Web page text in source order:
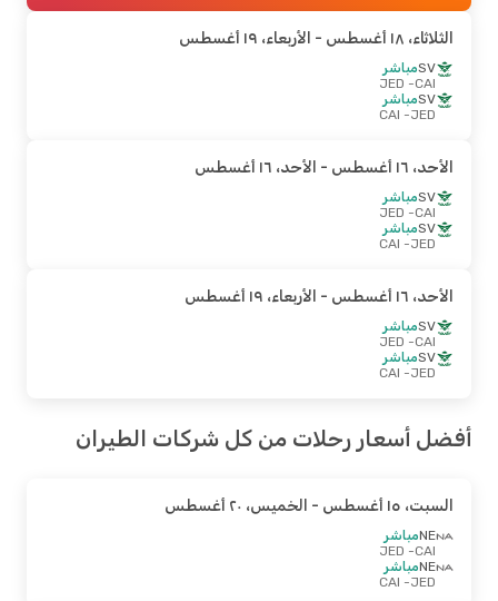
الثلاثاء، ١٨ أغسطس - الأربعاء، ١٩ أغسطس
SVمباشر
CAI
- JED
SVمباشر
JED
- CAI
الأحد، ١٦ أغسطس - الأحد، ١٦ أغسطس
SVمباشر
CAI
- JED
SVمباشر
JED
- CAI
الأحد، ١٦ أغسطس - الأربعاء، ١٩ أغسطس
SVمباشر
CAI
- JED
SVمباشر
JED
- CAI
أفضل أسعار رحلات من كل شركات الطيران
السبت، ١٥ أغسطس - الخميس، ٢٠ أغسطس
NEمباشر
CAI
- JED
NEمباشر
JED
- CAI